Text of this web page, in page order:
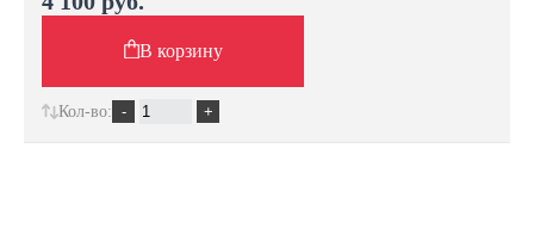
В корзину
Кол-во: